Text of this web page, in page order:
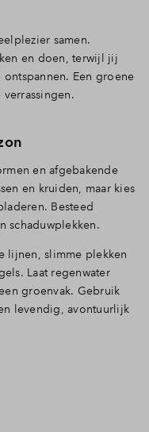
samen.
en doen, terwijl jij
Een groene
en afgebakende
en kruiden, maar kies
Besteed
schaduwplekken.
lijnen, slimme plekken
Laat regenwater
groenvak. Gebruik
levendig, avontuurlijk